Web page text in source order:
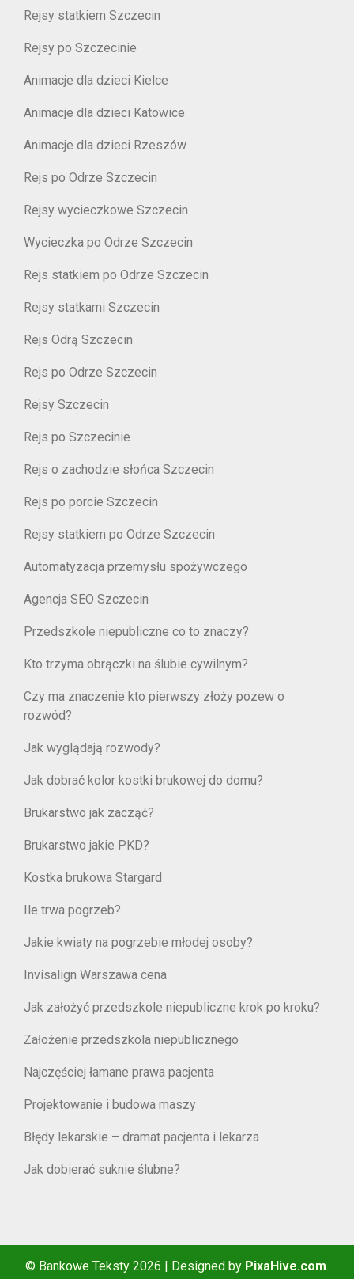
Rejsy statkiem Szczecin
Rejsy po Szczecinie
Animacje dla dzieci Kielce
Animacje dla dzieci Katowice
Animacje dla dzieci Rzeszów
Rejs po Odrze Szczecin
Rejsy wycieczkowe Szczecin
Wycieczka po Odrze Szczecin
Rejs statkiem po Odrze Szczecin
Rejsy statkami Szczecin
Rejs Odrą Szczecin
Rejs po Odrze Szczecin
Rejsy Szczecin
Rejs po Szczecinie
Rejs o zachodzie słońca Szczecin
Rejs po porcie Szczecin
Rejsy statkiem po Odrze Szczecin
Automatyzacja przemysłu spożywczego
Agencja SEO Szczecin
Przedszkole niepubliczne co to znaczy?
Kto trzyma obrączki na ślubie cywilnym?
Czy ma znaczenie kto pierwszy złoży pozew o
rozwód?
Jak wyglądają rozwody?
Jak dobrać kolor kostki brukowej do domu?
Brukarstwo jak zacząć?
Brukarstwo jakie PKD?
Kostka brukowa Stargard
Ile trwa pogrzeb?
Jakie kwiaty na pogrzebie młodej osoby?
Invisalign Warszawa cena
Jak założyć przedszkole niepubliczne krok po kroku?
Założenie przedszkola niepublicznego
Najczęściej łamane prawa pacjenta
Projektowanie i budowa maszy
Błędy lekarskie – dramat pacjenta i lekarza
Jak dobierać suknie ślubne?
© Bankowe Teksty 2026 | Designed by PixaHive.com.